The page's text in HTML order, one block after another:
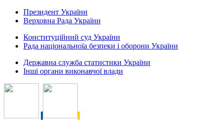
Президент України
Верховна Рада України
Конституційний суд України
Рада національноїа безпеки і оборони України
Державна служба статистики України
Інші органи виконавчої влади